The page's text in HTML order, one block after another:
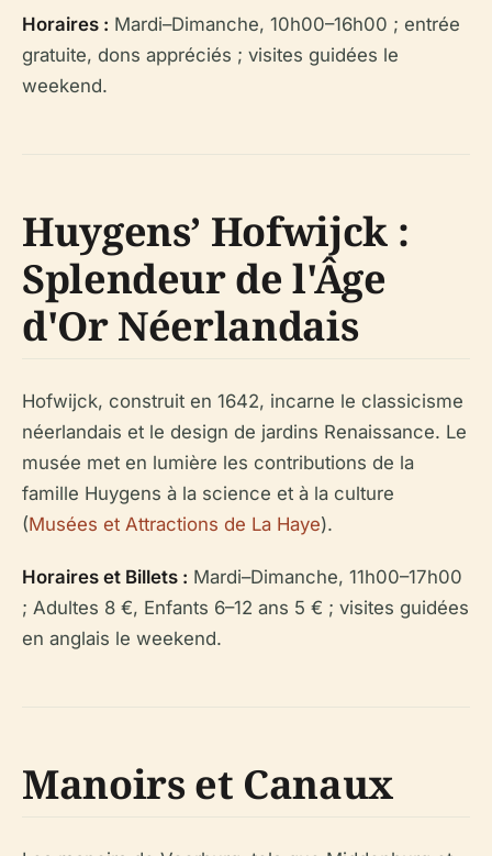
Horaires : Mardi–Dimanche, 10h00–16h00 ; entrée
gratuite, dons appréciés ; visites guidées le
weekend.
Huygens’ Hofwijck :
Splendeur de l'Âge
d'Or Néerlandais
Hofwijck, construit en 1642, incarne le classicisme
néerlandais et le design de jardins Renaissance. Le
musée met en lumière les contributions de la
famille Huygens à la science et à la culture
(Musées et Attractions de La Haye).
Horaires et Billets : Mardi–Dimanche, 11h00–17h00
; Adultes 8 €, Enfants 6–12 ans 5 € ; visites guidées
en anglais le weekend.
Manoirs et Canaux